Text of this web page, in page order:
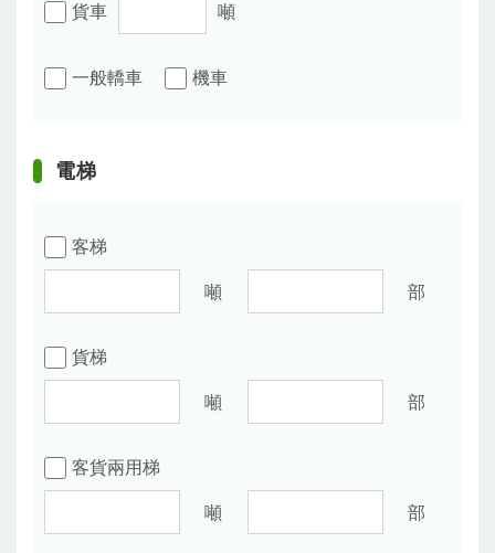
貨車 噸
一般轎車 機車
電梯
客梯
噸 部
貨梯
噸 部
客貨兩用梯
噸 部